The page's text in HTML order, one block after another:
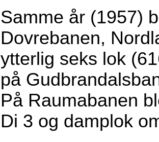
Samme år (1957)
Dovrebanen,
ytterlig seks lok
på
På Raumabanen
Di 3 og damplok